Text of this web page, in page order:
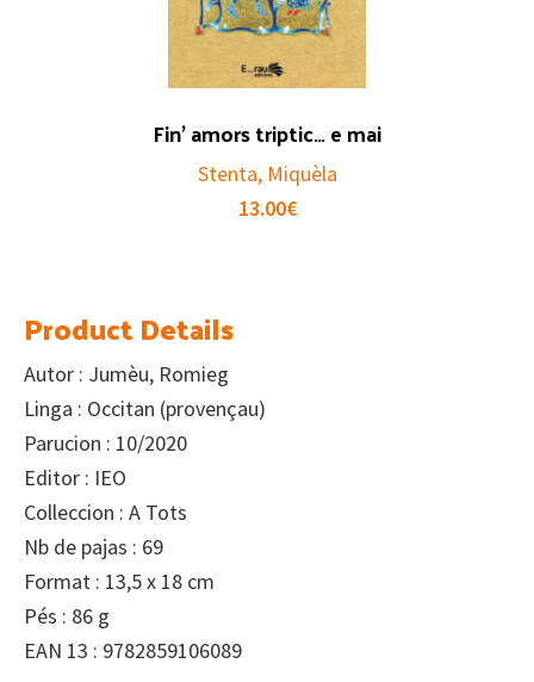
Fin’ amors triptic… e mai
Stenta, Miquèla
13.00€
Product Details
Autor : Jumèu, Romieg
Linga : Occitan (provençau)
Parucion : 10/2020
Editor : IEO
Colleccion : A Tots
Nb de pajas : 69
Format : 13,5 x 18 cm
Pés : 86 g
EAN 13 : 9782859106089